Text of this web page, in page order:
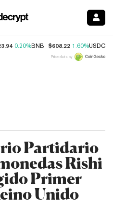
0.20%BNB $608.22 1.60%USDC
Price data by
Partidario
Rishi
Primer
Unido